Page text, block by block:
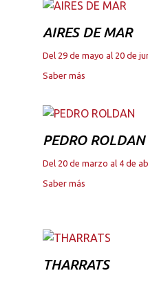
AIRES DE MAR
Del 29 de mayo al 20 de
Saber más
PEDRO ROLDAN
Del 20 de marzo al 4 de
Saber más
THARRATS